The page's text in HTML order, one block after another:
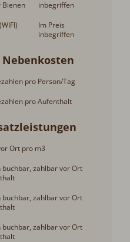
Bienen
inbegriffen
Im Preis
inbegriffen
pro Person/Tag
pro Aufenthalt
Ort pro m3
buchbar, zahlbar vor Ort
buchbar, zahlbar vor Ort
buchbar, zahlbar vor Ort